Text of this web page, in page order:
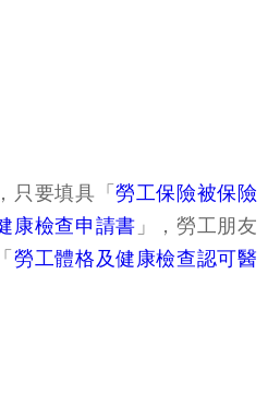
只要填具「勞工保險被保險
康檢查申請書 」，勞工朋友
勞工體格及健康檢查認可醫